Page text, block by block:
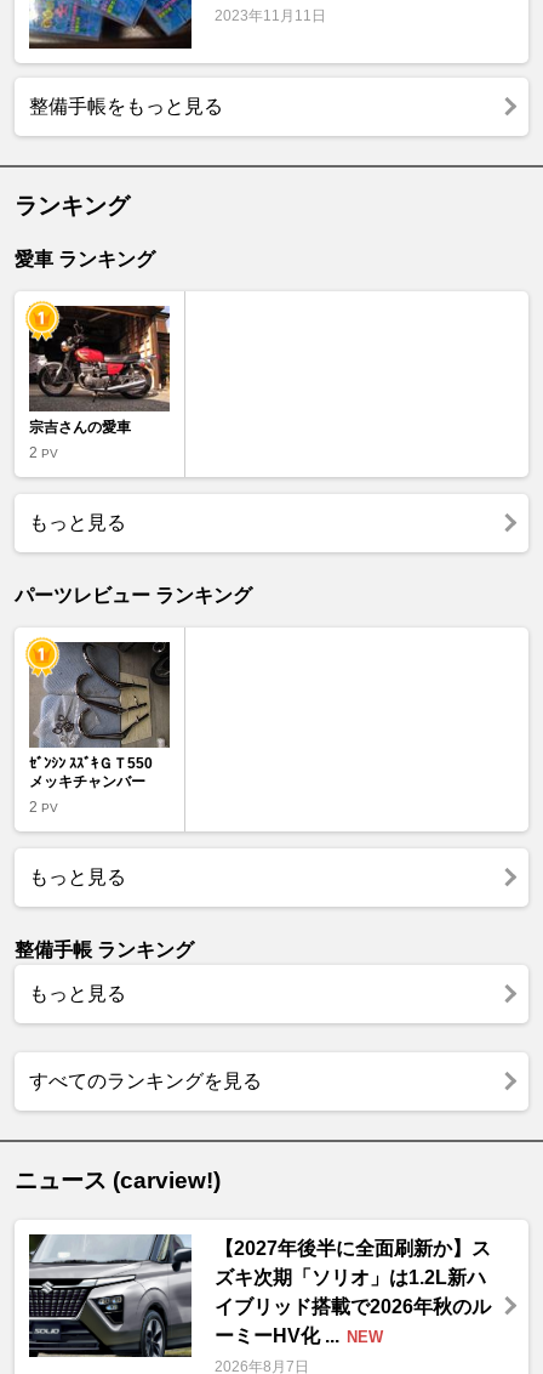
2023年11月11日
整備手帳をもっと見る
ランキング
愛車 ランキング
宗吉さんの愛車
2 PV
もっと見る
パーツレビュー ランキング
ｾﾞﾝｼﾝ ｽｽﾞｷＧＴ550
メッキチャンバー
2 PV
もっと見る
整備手帳 ランキング
もっと見る
すべてのランキングを見る
ニュース (carview!)
【2027年後半に全面刷新か】ス
ズキ次期「ソリオ」は1.2L新ハ
イブリッド搭載で2026年秋のル
ーミーHV化 ... NEW
2026年8月7日